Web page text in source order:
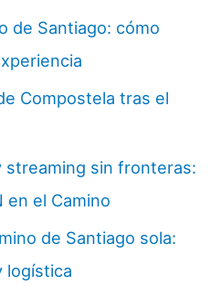
de Santiago: cómo
Compostela tras el
streaming sin fronteras:
en el Camino
de Santiago sola:
logística